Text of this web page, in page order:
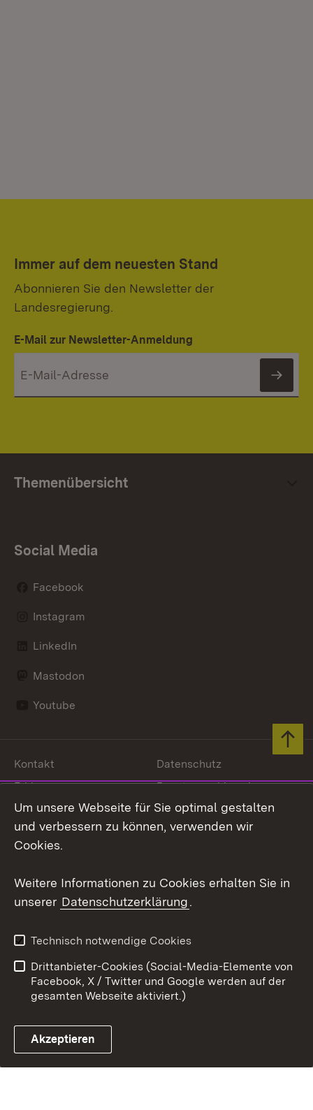
Immer auf dem neuesten Stand
Abonnieren Sie den Newsletter der
Landesregierung.
E-Mail zur Newsletter-Anmeldung
Themenübersicht
Social Media
Facebook
Instagram
LinkedIn
Mastodon
Youtube
Link zum Landesportal
Kontakt
Datenschutz
Erklärung zur
Barrierefreiheit
Benutzungshinweise
Impressum Cookies
Um unsere Webseite für Sie optimal gestalten
und verbessern zu können, verwenden wir
Cookies.
Weitere Informationen zu Cookies erhalten Sie in
unserer Datenschutzerklärung.
Technisch notwendige Cookies
Drittanbieter-Cookies (Social-Media-Elemente von
Facebook, X / Twitter und Google werden auf der
gesamten Webseite aktiviert.)
Akzeptieren